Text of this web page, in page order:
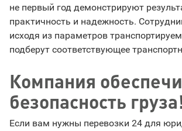
не первый год демонстрируют
практичность и надежность.
исходя из параметров
подберут соответствующее
Компания
безопасность
Если вам нужны перевозки 24 для